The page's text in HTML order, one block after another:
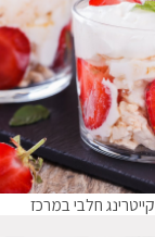
קייטרינג חלבי במרכז